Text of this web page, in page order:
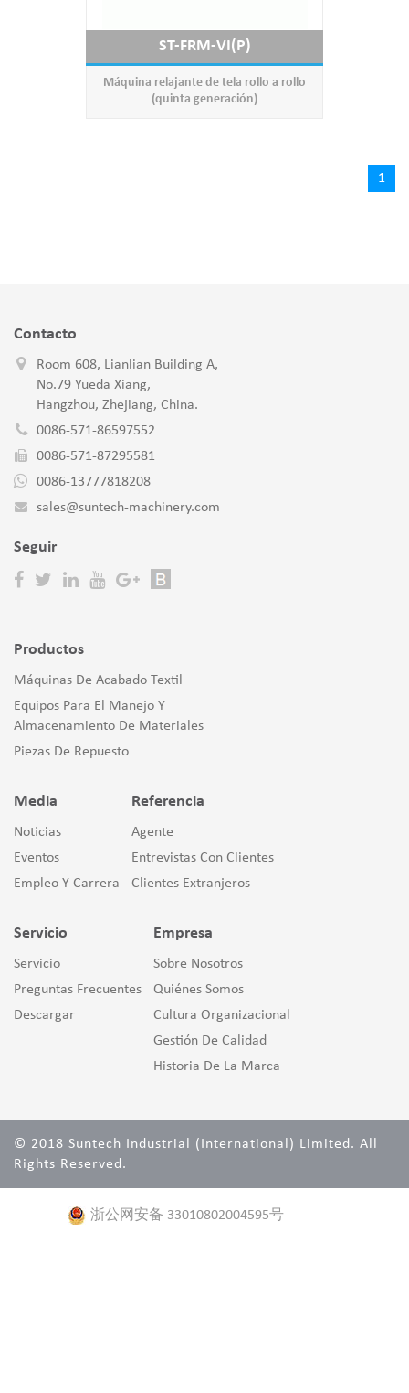
ST-FRM-VI(P)
Máquina relajante de tela rollo a rollo
(quinta generación)
1
Contacto
Room 608, Lianlian Building A,
No.79 Yueda Xiang,
Hangzhou, Zhejiang, China.
0086-571-86597552
0086-571-87295581
0086-13777818208
sales@suntech-machinery.com
Seguir
Productos
Máquinas De Acabado Textil
Equipos Para El Manejo Y
Almacenamiento De Materiales
Piezas De Repuesto
Media
Noticias
Eventos
Empleo Y Carrera
Referencia
Agente
Entrevistas Con Clientes
Clientes Extranjeros
Servicio
Servicio
Preguntas Frecuentes
Descargar
Empresa
Sobre Nosotros
Quiénes Somos
Cultura Organizacional
Gestión De Calidad
Historia De La Marca
© 2018 Suntech Industrial (International) Limited. All
Rights Reserved.
浙公网安备 33010802004595号